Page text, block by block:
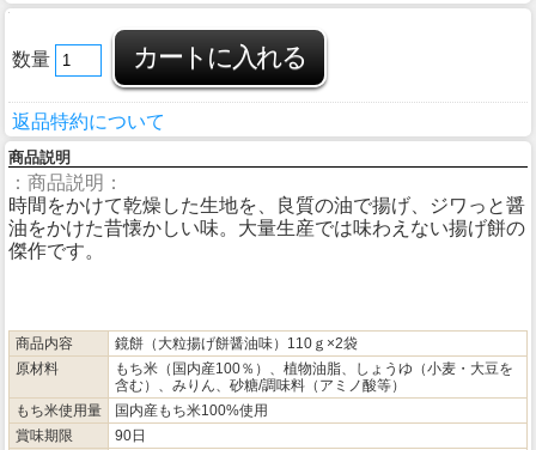
数量
返品特約について
商品説明
：商品説明：
時間をかけて乾燥した生地を、良質の油で揚げ、ジワっと醤
油をかけた昔懐かしい味。大量生産では味わえない揚げ餅の
傑作です。
商品内容
鏡餅（大粒揚げ餅醤油味）110ｇ×2袋
原材料
もち米（国内産100％）、植物油脂、しょうゆ（小麦・大豆を
含む）、みりん、砂糖/調味料（アミノ酸等）
もち米使用量
国内産もち米100%使用
賞味期限
90日